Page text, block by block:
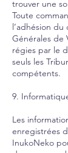
trouver une
Toute
l’adhésion
Générales de
régies par le
seuls les
compétents.
9.
Les
enregistrées
InukoNeko